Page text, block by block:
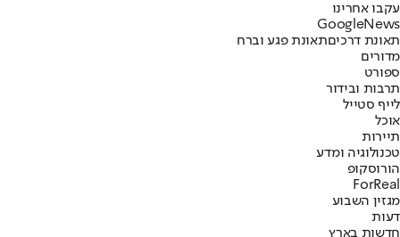
עקבו אחרינו
Googl eNews
תאונת דרכיםתאונת פגע וברח
מדורים
ספורט
תרבות ובידור
לייף סטייל
אוכל
תיירות
טכנולוגיה ומדע
הורוסקופ
ForReal
מגזין השבוע
דעות
חדשות בארץ